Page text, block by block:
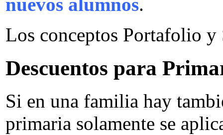
Los conceptos Portafolio y
Descuentos para
Si en una familia hay
primaria solamente se